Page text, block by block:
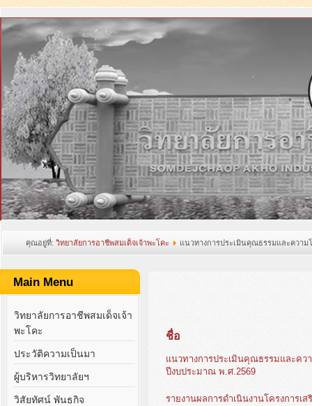
คุณอยู่ที่: วิทยาลัยการอาชีพสมเด็จเจ้าพะโคะ
แนวทางการประเมินคุณธรรมและความ
อาชีวศึกษา
Main Menu
วิทยาลัยการอาชีพสมเด็จเจ้า
พะโคะ
ประวัติความเป็นมา
ผู้บริหารวิทยาลัยฯ
วิสัยทัศน์ พันธกิจ
ชื่อ
แนวทางการประเมินคุณธรรมและคว
ปีงบประมาณ พ.ศ.2569
รายงานผลการดำเนินงานโครงการ